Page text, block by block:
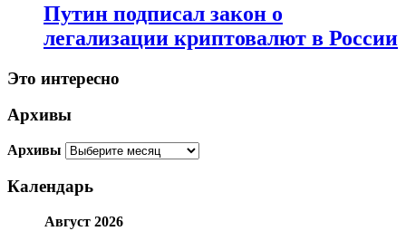
Путин подписал закон о
легализации криптовалют в России
Это интересно
Архивы
Архивы
Календарь
Август 2026